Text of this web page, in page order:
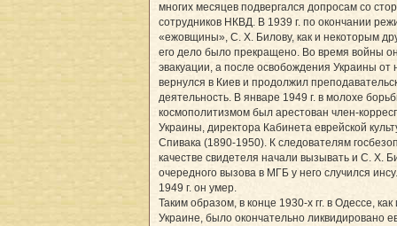
многих месяцев подвергался допросам со
сотрудников НКВД. В 1939 г. по окончании
«ежовщины», С. Х. Билову, как и некоторым
его дело было прекращено. Во время войны
эвакуации, а после освобождения Украины от
вернулся в Киев и продолжил
деятельность. В январе 1949 г. в молохе
космополитизмом был арестован член-
Украины, директора Кабинета еврейской
Спивака (1890-1950). К следователям
качестве свидетеля начали вызывать и С. Х.
очередного вызова в МГБ у него случился
1949 г. он умер.
Таким образом, в конце 1930-х гг. в Одессе, как
Украине, было окончательно ликвидировано